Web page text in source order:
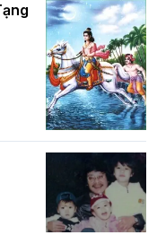
–Phật giáo
Phần 7: Luật nhân